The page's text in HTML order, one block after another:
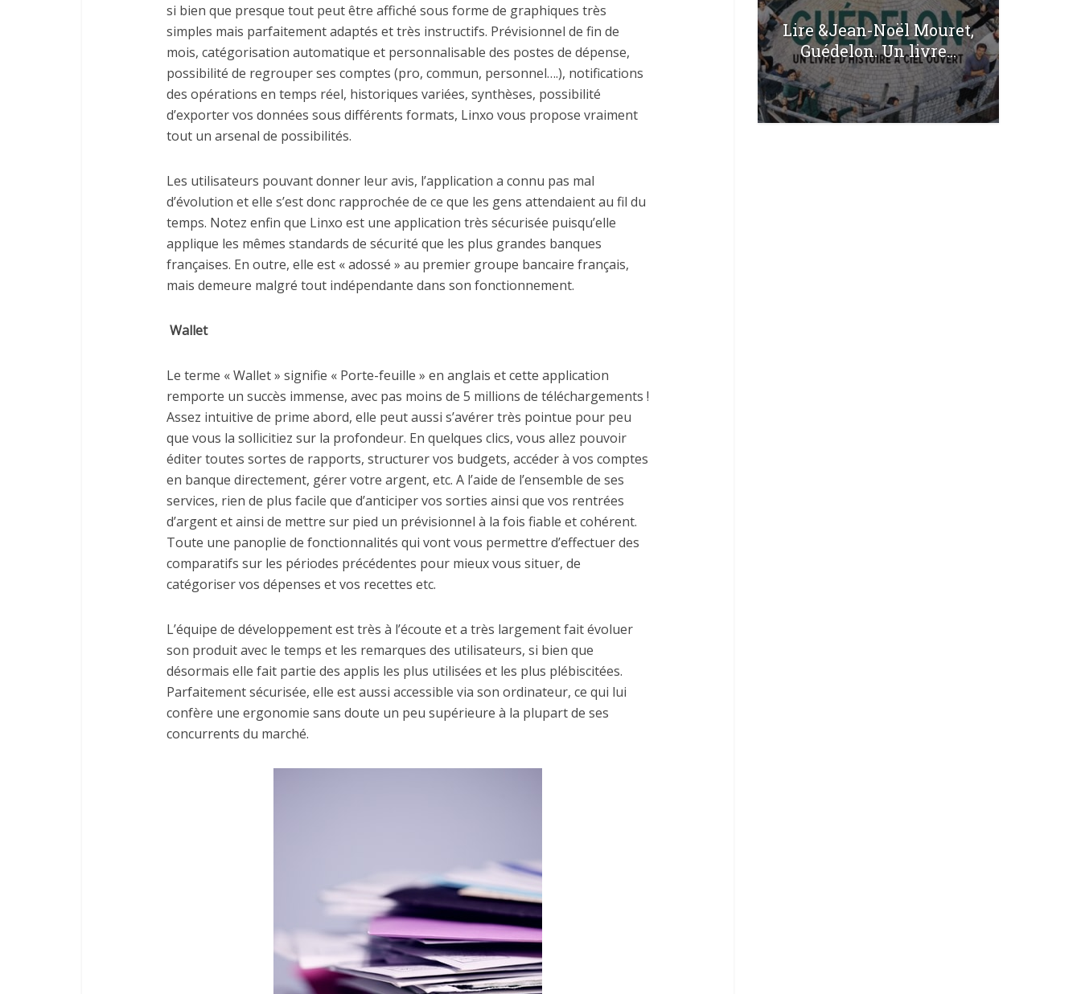
si bien que presque tout peut être affiché sous forme de graphiques très
simples mais parfaitement adaptés et très instructifs. Prévisionnel de fin de
mois, catégorisation automatique et personnalisable des postes de dépense,
possibilité de regrouper ses comptes (pro, commun, personnel….), notifications
des opérations en temps réel, historiques variées, synthèses, possibilité
d’exporter vos données sous différents formats, Linxo vous propose vraiment
tout un arsenal de possibilités.
Les utilisateurs pouvant donner leur avis, l’application a connu pas mal
d’évolution et elle s’est donc rapprochée de ce que les gens attendaient au fil du
temps. Notez enfin que Linxo est une application très sécurisée puisqu’elle
applique les mêmes standards de sécurité que les plus grandes banques
françaises. En outre, elle est « adossé » au premier groupe bancaire français,
mais demeure malgré tout indépendante dans son fonctionnement.
Wallet
Le terme « Wallet » signifie « Porte-feuille » en anglais et cette application
remporte un succès immense, avec pas moins de 5 millions de téléchargements !
Assez intuitive de prime abord, elle peut aussi s’avérer très pointue pour peu
que vous la sollicitiez sur la profondeur. En quelques clics, vous allez pouvoir
éditer toutes sortes de rapports, structurer vos budgets, accéder à vos comptes
en banque directement, gérer votre argent, etc. A l’aide de l’ensemble de ses
services, rien de plus facile que d’anticiper vos sorties ainsi que vos rentrées
d’argent et ainsi de mettre sur pied un prévisionnel à la fois fiable et cohérent.
Toute une panoplie de fonctionnalités qui vont vous permettre d’effectuer des
comparatifs sur les périodes précédentes pour mieux vous situer, de
catégoriser vos dépenses et vos recettes etc.
L’équipe de développement est très à l’écoute et a très largement fait évoluer
son produit avec le temps et les remarques des utilisateurs, si bien que
désormais elle fait partie des applis les plus utilisées et les plus plébiscitées.
Parfaitement sécurisée, elle est aussi accessible via son ordinateur, ce qui lui
confère une ergonomie sans doute un peu supérieure à la plupart de ses
concurrents du marché.
Lire &Jean-Noël Mouret,
Guédelon. Un livre...